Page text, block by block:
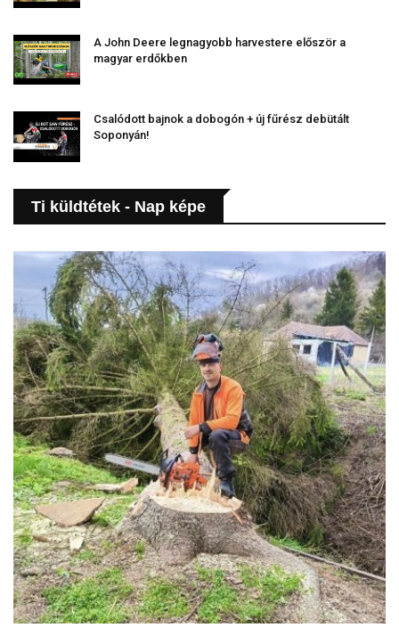
A John Deere legnagyobb harvestere először a
magyar erdőkben
Csalódott bajnok a dobogón + új fűrész debütált
Soponyán!
Ti küldtétek - Nap képe